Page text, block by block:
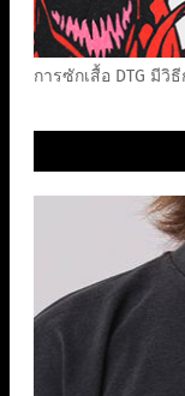
การซักเสื้อ DTG มี